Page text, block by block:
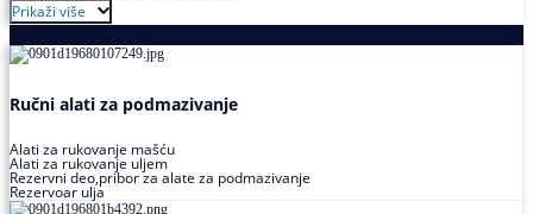
Prikaži više
Ručni alati za podmazivanje
Alati za rukovanje mašću
Alati za rukovanje uljem
Rezervni deo,pribor za alate za podmazivanje
Rezervoar ulja